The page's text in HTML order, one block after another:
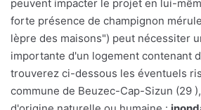
peuvent impacter le projet en lui-
forte présence de champignon
lèpre des maisons") peut nécessiter
importante d'un logement contenant
trouverez ci-dessous les éventuels
commune de Beuzec-Cap-Sizun (29